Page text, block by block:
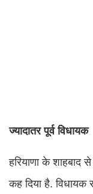
ज्यादातर पूर्व विधायक
हरियाणा के शाहबाद
कह दिया है. विधायक